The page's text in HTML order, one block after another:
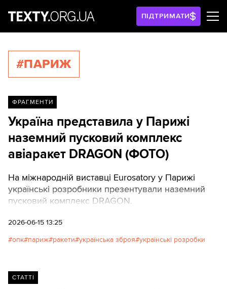
ПІДТРИМАТИ
#ПАРИЖ
ФРАГМЕНТИ
Україна представила у Парижі
наземний пусковий комплекс
авіаракет DRAGON (ФОТО)
На міжнародній виставці Eurosatory у Парижі
українські розробники презентували наземний
пусковий комплекс DRAGON.
2026-06-15 13:25
опк париж ракети українська зброя українські розробки
СТАТТІ